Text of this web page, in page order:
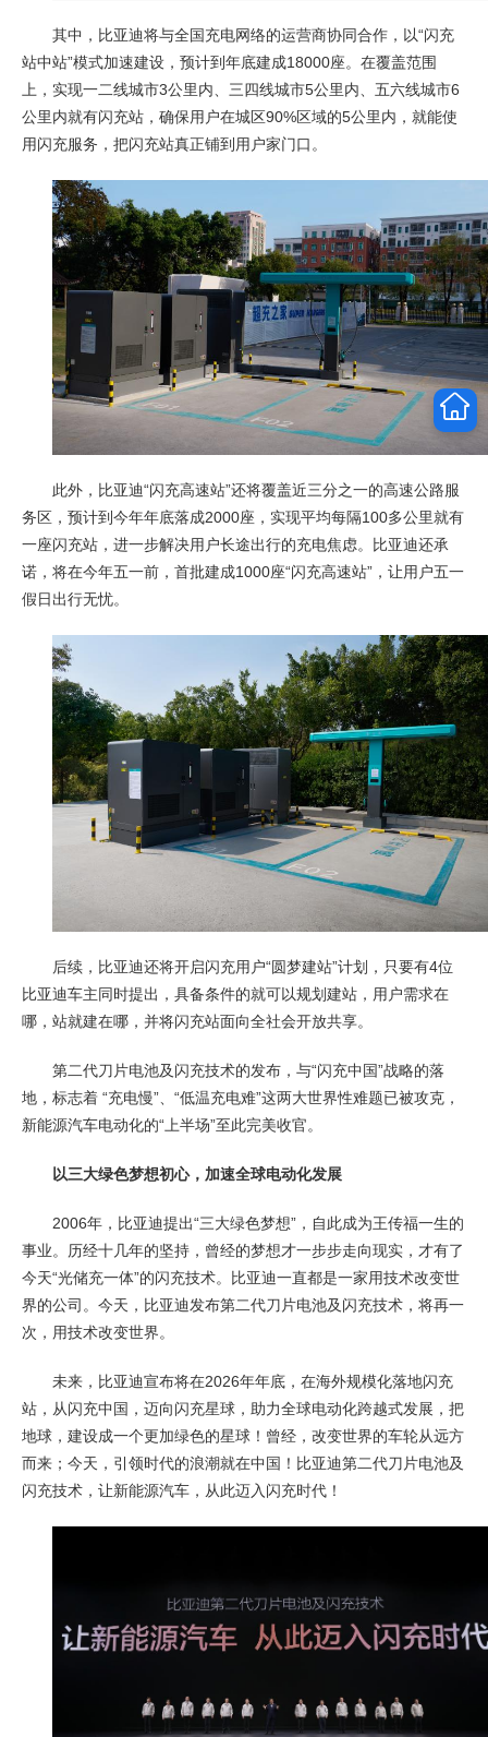
其中，比亚迪将与全国充电网络的运营商协同合作，以“闪充
站中站”模式加速建设，预计到年底建成18000座。在覆盖范围
上，实现一二线城市3公里内、三四线城市5公里内、五六线城市6
公里内就有闪充站，确保用户在城区90%区域的5公里内，就能使
用闪充服务，把闪充站真正铺到用户家门口。
此外，比亚迪“闪充高速站”还将覆盖近三分之一的高速公路服
务区，预计到今年年底落成2000座，实现平均每隔100多公里就有
一座闪充站，进一步解决用户长途出行的充电焦虑。比亚迪还承
诺，将在今年五一前，首批建成1000座“闪充高速站”，让用户五一
假日出行无忧。
后续，比亚迪还将开启闪充用户“圆梦建站”计划，只要有4位
比亚迪车主同时提出，具备条件的就可以规划建站，用户需求在
哪，站就建在哪，并将闪充站面向全社会开放共享。
第二代刀片电池及闪充技术的发布，与“闪充中国”战略的落
地，标志着 “充电慢”、“低温充电难”这两大世界性难题已被攻克，
新能源汽车电动化的“上半场”至此完美收官。
以三大绿色梦想初心，加速全球电动化发展
2006年，比亚迪提出“三大绿色梦想”，自此成为王传福一生的
事业。历经十几年的坚持，曾经的梦想才一步步走向现实，才有了
今天“光储充一体”的闪充技术。比亚迪一直都是一家用技术改变世
界的公司。今天，比亚迪发布第二代刀片电池及闪充技术，将再一
次，用技术改变世界。
未来，比亚迪宣布将在2026年年底，在海外规模化落地闪充
站，从闪充中国，迈向闪充星球，助力全球电动化跨越式发展，把
地球，建设成一个更加绿色的星球！曾经，改变世界的车轮从远方
而来；今天，引领时代的浪潮就在中国！比亚迪第二代刀片电池及
闪充技术，让新能源汽车，从此迈入闪充时代！